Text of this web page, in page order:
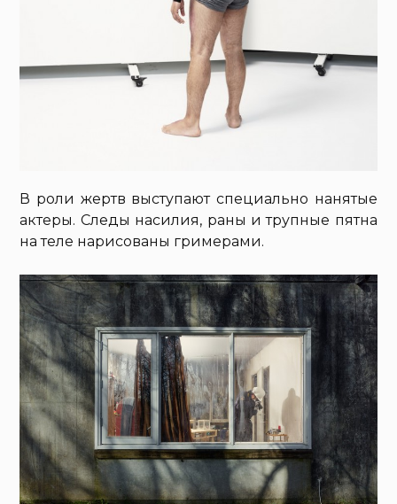
В роли жертв выступают специально нанятые
актеры. Следы насилия, раны и трупные пятна
на теле нарисованы гримерами.